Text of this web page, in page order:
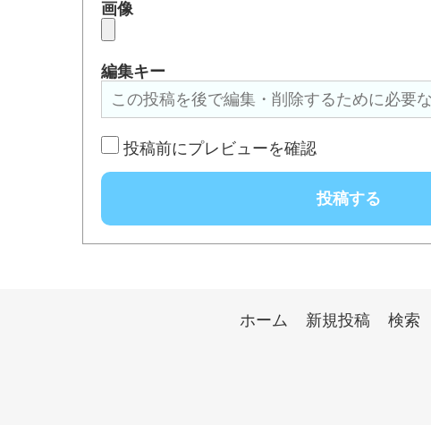
画像
編集キー
投稿前にプレビューを確認
ホーム 新規投稿 検索